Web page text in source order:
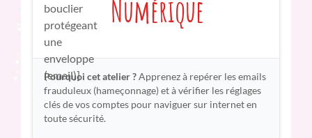
Numérique
Pourquoi cet atelier ?Apprenez à repérer les emails
frauduleux (hameçonnage) et à vérifier les réglages
clés de vos comptes pour naviguer sur internet en
toute sécurité.